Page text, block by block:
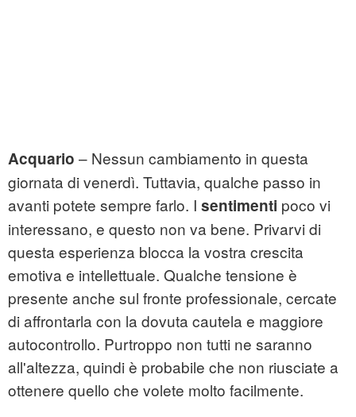
Acquario – Nessun cambiamento in questa
giornata di venerdì. Tuttavia, qualche passo in
avanti potete sempre farlo. I sentimenti poco vi
interessano, e questo non va bene. Privarvi di
questa esperienza blocca la vostra crescita
emotiva e intellettuale. Qualche tensione è
presente anche sul fronte professionale, cercate
di affrontarla con la dovuta cautela e maggiore
autocontrollo. Purtroppo non tutti ne saranno
all'altezza, quindi è probabile che non riusciate a
ottenere quello che volete molto facilmente.